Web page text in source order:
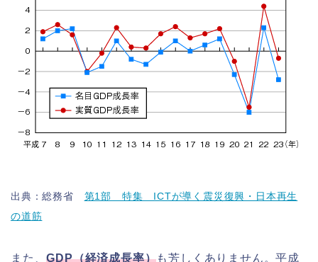
出典：総務省 第1部 特集 ICTが導く震災復興・日本再生
の道筋
また、GDP（経済成長率）も芳しくありません。平成